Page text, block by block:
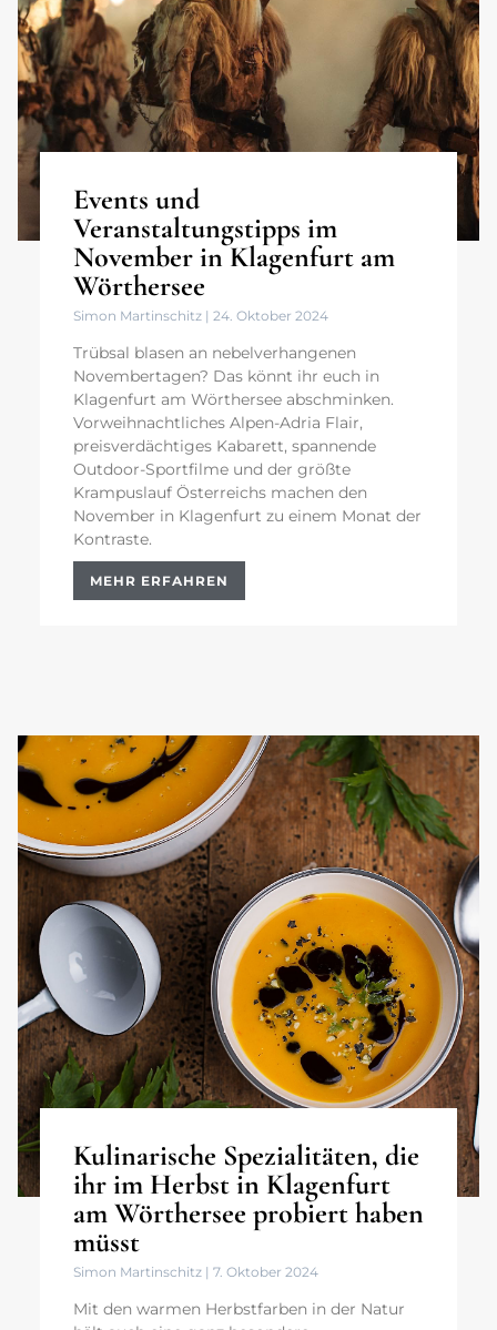
Events und
Veranstaltungstipps im
November in Klagenfurt am
Wörthersee
Simon Martinschitz 24. Oktober 2024
Trübsal blasen an nebelverhangenen
Novembertagen? Das könnt ihr euch in
Klagenfurt am Wörthersee abschminken.
Vorweihnachtliches Alpen-Adria Flair,
preisverdächtiges Kabarett, spannende
Outdoor-Sportfilme und der größte
Krampuslauf Österreichs machen den
November in Klagenfurt zu einem Monat der
Kontraste.
MEHR ERFAHREN
Kulinarische Spezialitäten, die
ihr im Herbst in Klagenfurt
am Wörthersee probiert haben
müsst
Simon Martinschitz 7. Oktober 2024
Mit den warmen Herbstfarben in der Natur